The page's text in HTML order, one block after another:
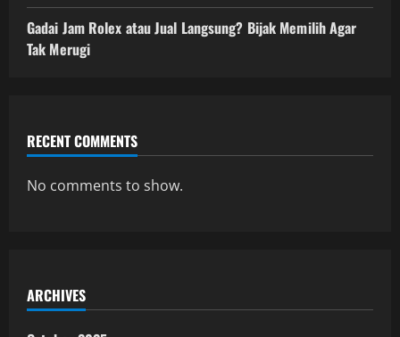
Gadai Jam Rolex atau Jual Langsung? Bijak Memilih Agar
Tak Merugi
RECENT COMMENTS
No comments to show.
ARCHIVES